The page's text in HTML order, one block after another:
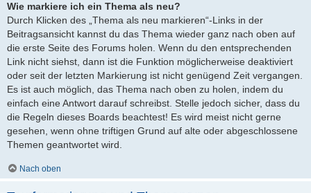
Wie markiere ich ein Thema als neu?
Durch Klicken des „Thema als neu markieren“-Links in der
Beitragsansicht kannst du das Thema wieder ganz nach oben auf
die erste Seite des Forums holen. Wenn du den entsprechenden
Link nicht siehst, dann ist die Funktion möglicherweise deaktiviert
oder seit der letzten Markierung ist nicht genügend Zeit vergangen.
Es ist auch möglich, das Thema nach oben zu holen, indem du
einfach eine Antwort darauf schreibst. Stelle jedoch sicher, dass du
die Regeln dieses Boards beachtest! Es wird meist nicht gerne
gesehen, wenn ohne triftigen Grund auf alte oder abgeschlossene
Themen geantwortet wird.
Nach oben